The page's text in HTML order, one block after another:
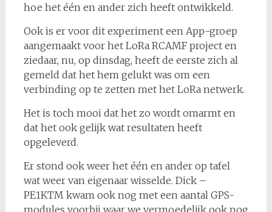
hoe het één en ander zich heeft ontwikkeld.
Ook is er voor dit experiment een App-groep
aangemaakt voor het LoRa RCAMF project en
ziedaar, nu, op dinsdag, heeft de eerste zich al
gemeld dat het hem gelukt was om een
verbinding op te zetten met het LoRa netwerk.
Het is toch mooi dat het zo wordt omarmt en
dat het ook gelijk wat resultaten heeft
opgeleverd.
Er stond ook weer het één en ander op tafel
wat weer van eigenaar wisselde. Dick –
PE1KTM kwam ook nog met een aantal GPS-
modules voorbij waar we vermoedelijk ook nog